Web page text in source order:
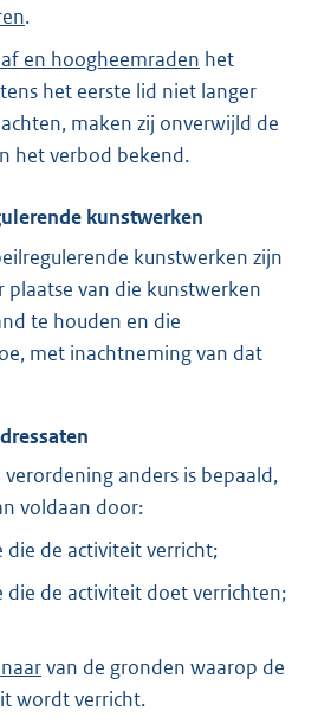
.
en hoogheemraden het
het eerste lid niet langer
maken zij onverwijld de
het verbod bekend.
kunstwerken
kunstwerken zijn
van die kunstwerken
te houden en die
met inachtneming van dat
verordening anders is bepaald,
voldaan door:
die de activiteit verricht;
die de activiteit doet verrichten;
van de gronden waarop de
wordt verricht.